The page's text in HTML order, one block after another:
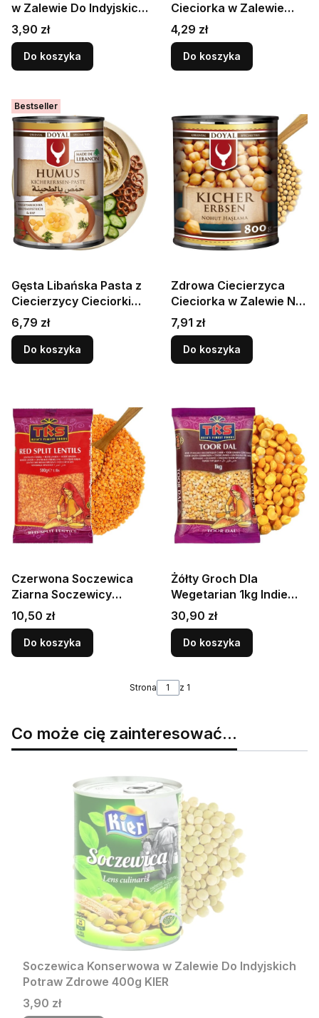
w Zalewie Do Indyjskich
Potraw Zdrowe 400g
KIER
Cena
3,90 zł
Do koszyka
Cieciorka w Zalewie
Puszka Dieta
Bezglutenowa 400g
KIER
Cena
4,29 zł
Do koszyka
Bestseller
Gęsta Libańska Pasta z
Ciecierzycy Cieciorki
Arabska HUMUS
Hummus 400g DOYAL
Cena
6,79 zł
Do koszyka
Zdrowa Ciecierzyca
Cieciorka w Zalewie Na
Humus Do Sałatek i Zup
800g DOYAL
Cena
7,91 zł
Do koszyka
Czerwona Soczewica
Ziarna Soczewicy
Zdrowe i Naturalne
500g TRS
Cena
10,50 zł
Do koszyka
Żółty Groch Dla
Wegetarian 1kg Indie
Toor Dal 1000g TRS
Cena
30,90 zł
Do koszyka
Strona z 1
Co może cię zainteresować...
Soczewica Konserwowa w Zalewie Do Indyjskich
Potraw Zdrowe 400g KIER
Cena
3,90 zł